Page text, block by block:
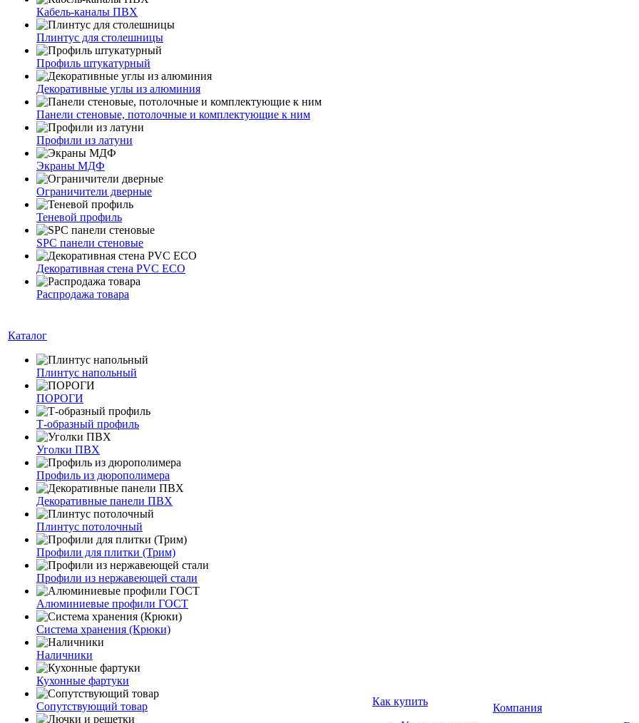
Кабель-каналы ПВХ
Плинтус для столешницы
Профиль штукатурный
Декоративные углы из алюминия
Панели стеновые, потолочные и комплектующие к ним
Профили из латуни
Экраны МДФ
Ограничители дверные
Теневой профиль
SPC панели стеновые
Декоративная стена PVC ECO
Распродажа товара
Каталог
Плинтус напольный
ПОРОГИ
Т-образный профиль
Уголки ПВХ
Профиль из дюрополимера
Декоративные панели ПВХ
Плинтус потолочный
Профили для плитки (Трим)
Профили из нержавеющей стали
Алюминиевые профили ГОСТ
Система хранения (Крюки)
Наличники
Кухонные фартуки
Сопутствующий товар
Как купить
Компания